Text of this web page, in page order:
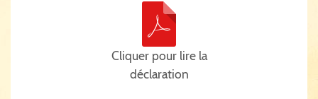
Cliquer pour lire la
déclaration